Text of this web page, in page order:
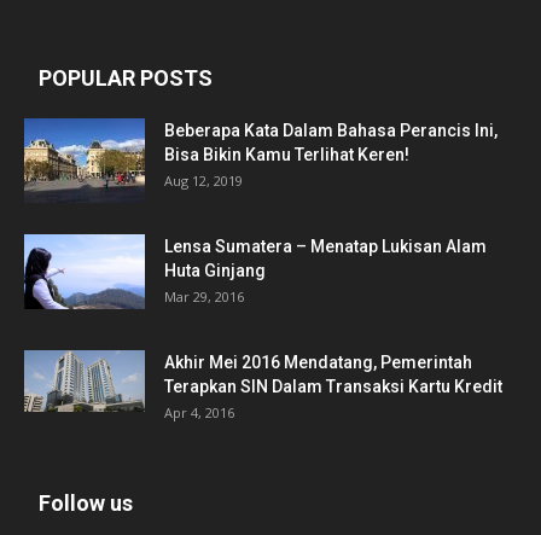
POPULAR POSTS
Beberapa Kata Dalam Bahasa Perancis Ini,
Bisa Bikin Kamu Terlihat Keren!
Aug 12, 2019
Lensa Sumatera – Menatap Lukisan Alam
Huta Ginjang
Mar 29, 2016
Akhir Mei 2016 Mendatang, Pemerintah
Terapkan SIN Dalam Transaksi Kartu Kredit
Apr 4, 2016
Follow us